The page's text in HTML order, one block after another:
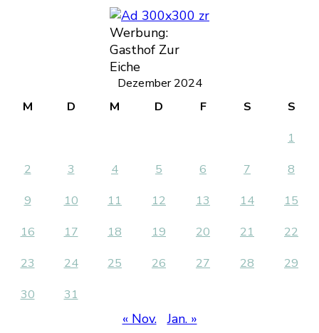
Werbung:
Gasthof Zur
Eiche
Dezember 2024
M
D M D F S
S
1
2
3 4 5 6 7
8
9
10 11 12 13 14
15
16
17 18 19 20 21
22
23
24 25 26 27 28
29
30
31
« Nov. Jan. »